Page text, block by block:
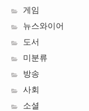
게임
뉴스와이어
도서
미분류
방송
사회
소셜